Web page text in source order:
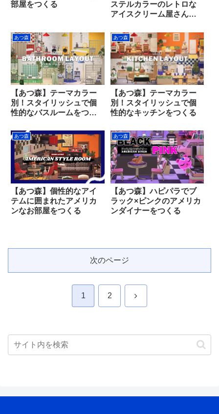
部屋をつくる
ステルカラーのレトロな
アイスクリーム屋さんを
あつ森
【あつ森】テーマカラー
別！スタイリッシュで個
性的なバスルームをつく
あつ森
【あつ森】テーマカラー
別！スタイリッシュで個
性的なキッチンをつくる
あつ森
【あつ森】個性的なアイ
テムに囲まれたアメリカ
ンなお部屋をつくる
あつ森
【あつ森】ハピパラでブ
ラック×ピンクのアメリカ
ンダイナーをつくる
次のページ
1 2 次